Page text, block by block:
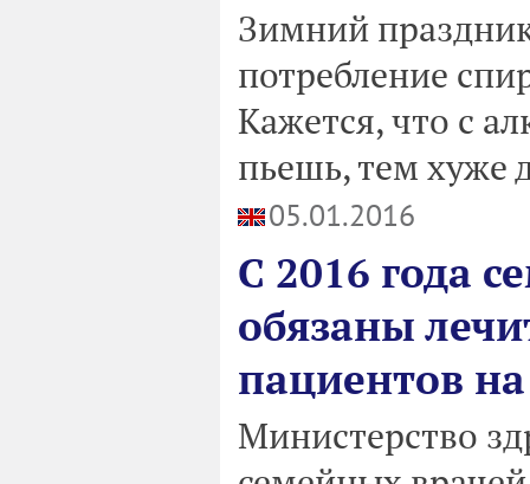
Зимний
потребление
Кажется, что с
пьешь, тем хуже
05.01.2016
C 2016 года
обязаны
пациентов
Министерство